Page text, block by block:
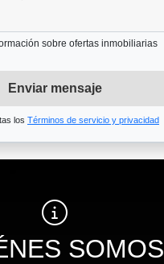
sobre ofertas inmobiliarias
Enviar mensaje
los Términos de servicio y privacidad
SOMOS